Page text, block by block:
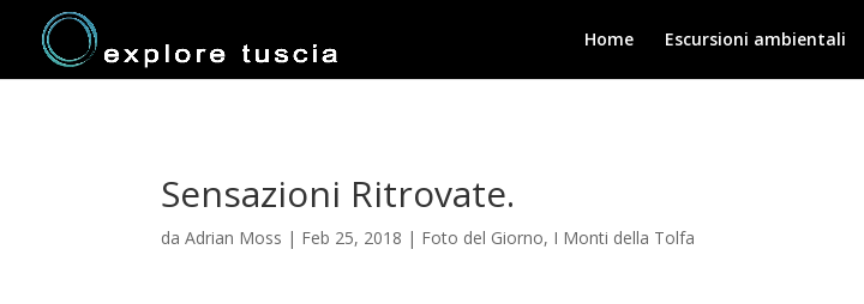
Home Escursioni ambientali
Sensazioni Ritrovate.
daAdrian Moss | Feb 25, 2018 | Foto del Giorno, I Monti della Tolfa